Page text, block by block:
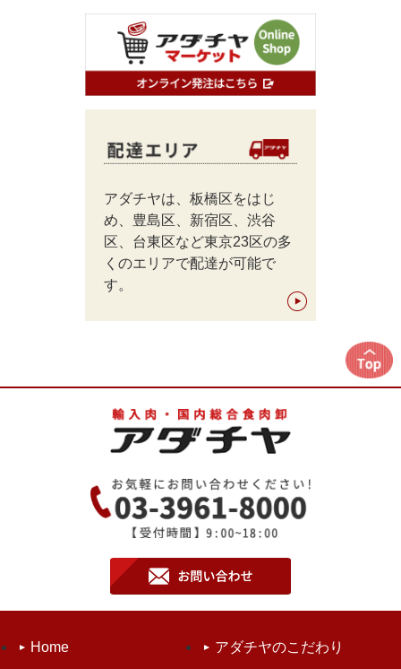
アダチヤは、板橋区をはじ
め、豊島区、新宿区、渋谷
区、台東区など東京23区の多
くのエリアで配達が可能で
す。
Home アダチヤのこだわり